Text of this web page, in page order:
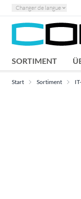
Changer de langue
SORTIMENT
Start Sortiment